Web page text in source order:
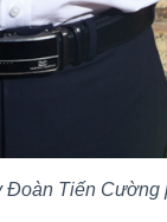
Tiến